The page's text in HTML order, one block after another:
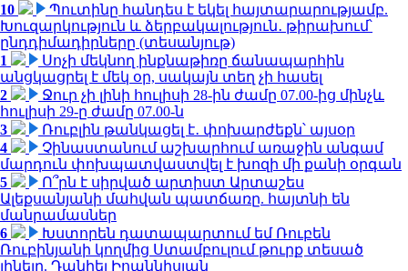
10
Պուտինը հանդես է եկել հայտարարությամբ.
Խուզարկություն և ձերբակալություն․ թիրախում՝
ընդդիմադիրները (տեսանյութ)
1
Սոչի մեկնող ինքնաթիռը ճանապարհին
անցկացրել է մեկ օր, սակայն տեղ չի հասել
2
Ջուր չի լինի հուլիսի 28-ին ժամը 07.00-ից մինչև
հուլիսի 29-ը ժամը 07.00-ն
3
Ռուբլին թանկացել է․ փոխարժեքն՝ այսօր
4
Չինաստանում աշխարհում առաջին անգամ
մարդուն փոխպատվաստվել է խոզի մի քանի օրգան
5
Ո՞րն է սիրված արտիստ Արտաշես
Ալեքսանյանի մահվան պատճառը. հայտնի են
մանրամասներ
6
Խստորեն դատապարտում եմ Ռուբեն
Ռուբինյանի կողմից Ստամբուլում թուրք տեսած
լինելը. Դանիել Իոաննիսյան